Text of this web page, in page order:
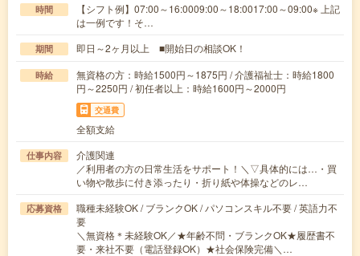
時間
【シフト例】07:00～16:0009:00～18:0017:00～09:00※ 上記
は一例です！そ…
期間 即日～2ヶ月以上 ■開始日の相談OK！
時給
無資格の方：時給1500円～1875円 / 介護福祉士：時給1800
円～2250円 / 初任者以上：時給1600円～2000円
交通費
全額支給
仕事内容
介護関連
／利用者の方の日常生活をサポート！＼▽具体的には…・買
い物や散歩に付き添ったり・折り紙や体操などのレ…
応募資格
職種未経験OK / ブランクOK / パソコンスキル不要 / 英語力不
要
＼無資格＊未経験OK／★年齢不問・ブランクOK★履歴書不
要・来社不要（電話登録OK）★社会保険完備＼…